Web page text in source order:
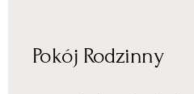
Pokój Rodzinny